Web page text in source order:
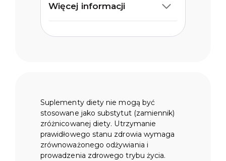
Więcej informacji
Suplementy diety nie mogą być
stosowane jako substytut (zamiennik)
zróżnicowanej diety. Utrzymanie
prawidłowego stanu zdrowia wymaga
zrównoważonego odżywiania i
prowadzenia zdrowego trybu życia.